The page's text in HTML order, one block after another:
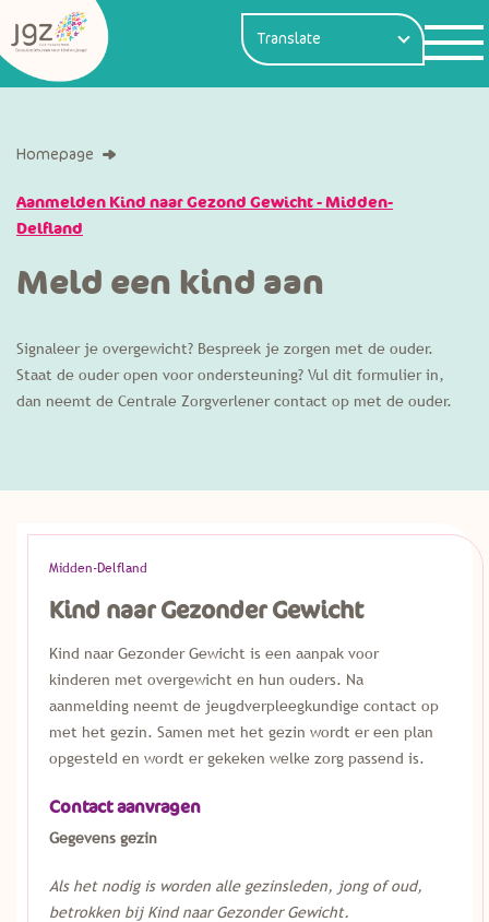
Homepage
Aanmelden Kind naar Gezond Gewicht - Midden-
Delfland
Meld een kind aan
Signaleer je overgewicht? Bespreek je zorgen met de ouder.
Staat de ouder open voor ondersteuning? Vul dit formulier in,
dan neemt de Centrale Zorgverlener contact op met de ouder.
Midden-Delfland
Kind naar Gezonder Gewicht
Kind naar Gezonder Gewicht is een aanpak voor
kinderen met overgewicht en hun ouders. Na
aanmelding neemt de jeugdverpleegkundige contact op
met het gezin. Samen met het gezin wordt er een plan
opgesteld en wordt er gekeken welke zorg passend is.
Contact aanvragen
Gegevens gezin
Als het nodig is worden alle gezinsleden, jong of oud,
betrokken bij Kind naar Gezonder Gewicht.